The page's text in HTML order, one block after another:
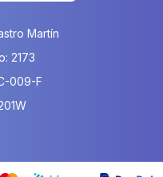
Martín
2173
009-F